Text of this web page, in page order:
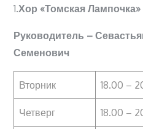
1.Хор «Томская Лампочка»
Руководитель –
Семенович
Вторник 18.00 –
Четверг 18.00 –